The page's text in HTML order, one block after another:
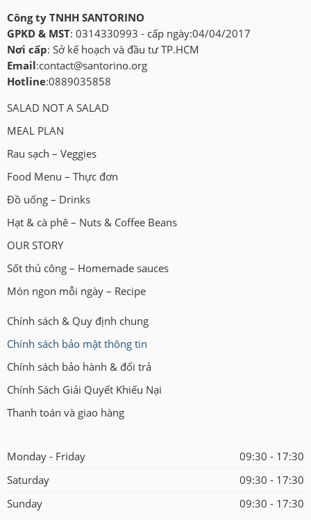
Công ty TNHH SANTORINO
GPKD & MST: 0314330993 - cấp ngày:04/04/2017
Nơi cấp: Sở kế hoạch và đầu tư TP.HCM
Email:contact@santorino.org
Hotline:0889035858
SALAD NOT A SALAD
MEAL PLAN
Rau sạch – Veggies
Food Menu – Thực đơn
Đồ uống – Drinks
Hạt & cà phê – Nuts & Coffee Beans
OUR STORY
Sốt thủ công – Homemade sauces
Món ngon mỗi ngày – Recipe
Chính sách & Quy định chung
Chính sách bảo mật thông tin
Chính sách bảo hành & đổi trả
Chính Sách Giải Quyết Khiếu Nại
Thanh toán và giao hàng
Monday - Friday
09:30 - 17:30
Saturday
09:30 - 17:30
Sunday
09:30 - 17:30